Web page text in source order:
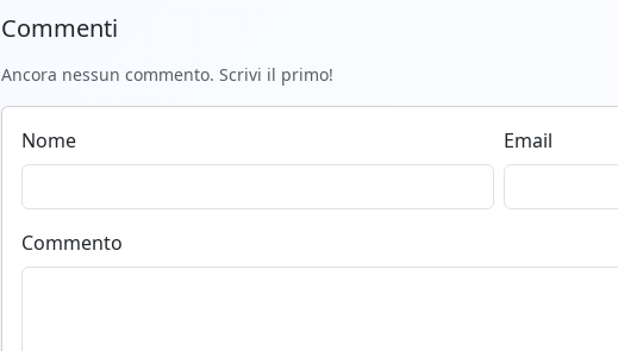
Commenti
Ancora nessun commento. Scrivi il primo!
Nome Email
Commento